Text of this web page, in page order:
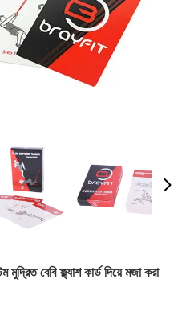
মুদ্রিত বেবি ফ্ল্যাশ কার্ড দিয়ে মজা করা